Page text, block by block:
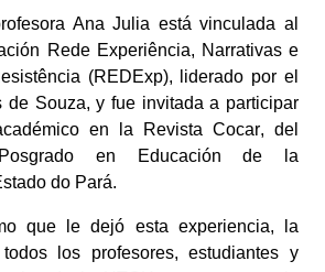
Ana Julia está vinculada al
Rede Experiência, Narrativas e
(REDExp), liderado por el
de Souza, y fue invitada a participar
en la
Revista Cocar, del
en Educación de la
do Pará.
que le dejó esta experiencia, la
los profesores, estudiantes y